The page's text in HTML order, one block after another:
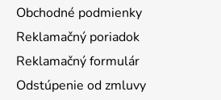
Obchodné podmienky
Reklamačný poriadok
Reklamačný formulár
Odstúpenie od zmluvy